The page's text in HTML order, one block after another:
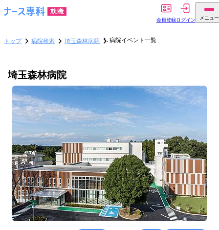
会員登録ログイン メニュー
トップ 病院検索 埼玉森林病院 病院イベント一覧
埼玉森林病院